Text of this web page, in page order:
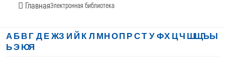
ГлавнаяЭлектронная библиотека
АБВГ ДЕЖЗ И Й К Л МНОП РСТ УФХ ЦЧ ШЩЪЫ
ЬЭЮЯ